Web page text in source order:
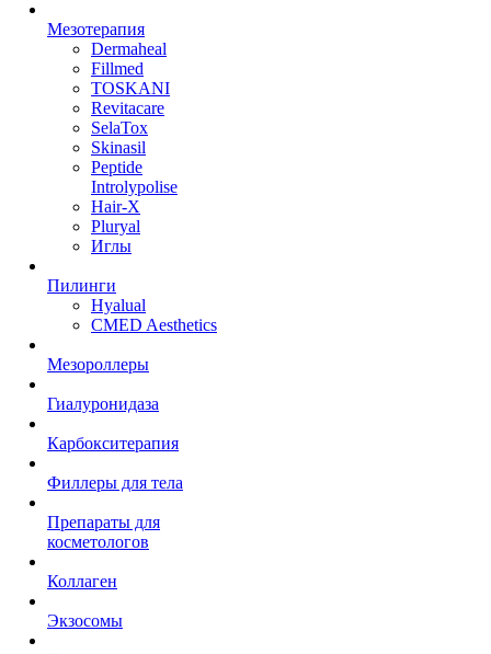
Мезотерапия
Dermaheal
Fillmed
TOSKANI
Revitacare
SelaTox
Skinasil
Peptide
Introlypolise
Hair-X
Pluryal
Иглы
Пилинги
Hyalual
CMED Aesthetics
Мезороллеры
Гиалуронидаза
Карбокситерапия
Филлеры для тела
Препараты для
косметологов
Коллаген
Экзосомы